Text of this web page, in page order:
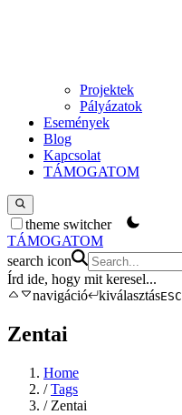
Projektek
Pályázatok
Események
Blog
Kapcsolat
TÁMOGATOM
theme switcher
TÁMOGATOM
search icon
Írd ide, hogy mit keresel...
navigáció
kiválasztásESC
Zentai
Home
/ Tags
/ Zentai